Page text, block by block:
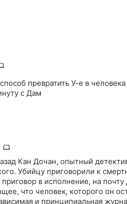
превратить У-е в
с Дам
Кан Дочан, опытный
Убийцу приговорили к
приговор в исполнение, на
что человек, которого он
и принципиальная